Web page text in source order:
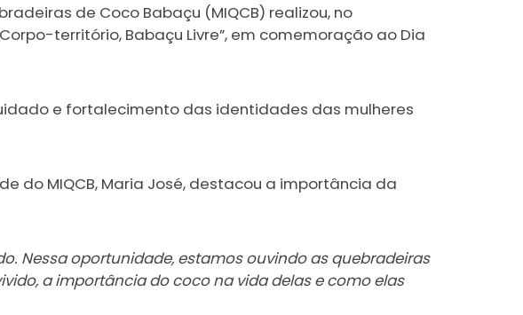
de Coco Babaçu (MIQCB) realizou, no
território, Babaçu Livre”, em comemoração ao Dia
e fortalecimento das identidades das mulheres
do MIQCB, Maria José, destacou a importância da
Nessa oportunidade, estamos ouvindo as quebradeiras
a importância do coco na vida delas e como elas